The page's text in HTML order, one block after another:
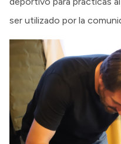
ser utilizado por la